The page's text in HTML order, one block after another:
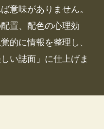
意味がありません。
置、配色の心理効
的に情報を整理し、
い誌面」に仕上げま